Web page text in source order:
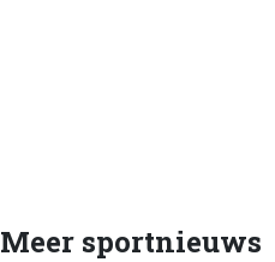
Meer sportnieuws